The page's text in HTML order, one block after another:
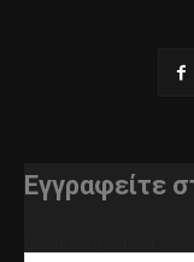
Εγγραφείτε